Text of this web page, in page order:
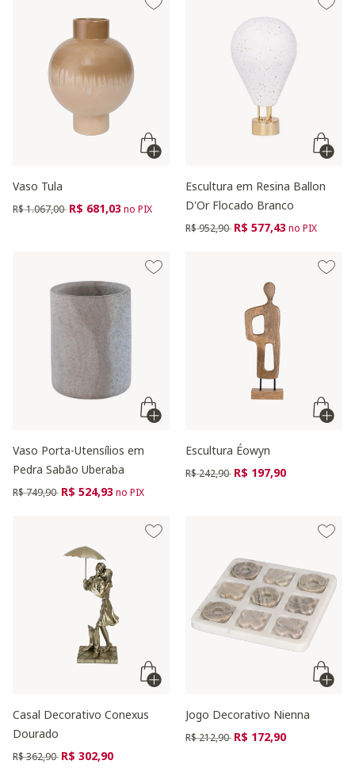
Vaso Tula
Preço reduzido de
R$ 1.067,00 para
R$ 681,03no PIX
Escultura em Resina Ballon
D'Or Flocado Branco
Preço reduzido de
R$ 952,90 para
R$ 577,43no PIX
Vaso Porta-Utensílios em
Pedra Sabão Uberaba
Preço reduzido de
R$ 749,90 para
R$ 524,93no PIX
Escultura Éowyn
Preço reduzido de
R$ 242,90 para
R$ 197,90
Casal Decorativo Conexus
Dourado
Preço reduzido de
R$ 362,90 para
R$ 302,90
Jogo Decorativo Nienna
Preço reduzido de
R$ 212,90 para
R$ 172,90